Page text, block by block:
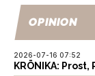
OPINION
2026-07-16 07:52
KRÖNIKA: Prost,